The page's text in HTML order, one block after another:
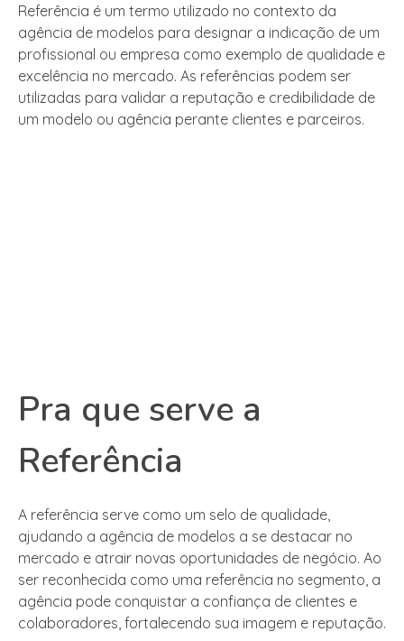
Referência é um termo utilizado no contexto da
agência de modelos para designar a indicação de um
profissional ou empresa como exemplo de qualidade e
excelência no mercado. As referências podem ser
utilizadas para validar a reputação e credibilidade de
um modelo ou agência perante clientes e parceiros.
Pra que serve a
Referência
A referência serve como um selo de qualidade,
ajudando a agência de modelos a se destacar no
mercado e atrair novas oportunidades de negócio. Ao
ser reconhecida como uma referência no segmento, a
agência pode conquistar a confiança de clientes e
colaboradores, fortalecendo sua imagem e reputação.